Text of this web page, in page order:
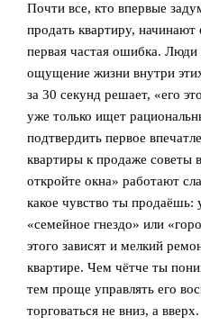
Почти все, кто впервые
продать квартиру,
первая частая ошибка.
ощущение жизни внутри
за 30 секунд решает, «его
уже только ищет
подтвердить первое
квартиры к продаже советы
откройте окна» работают
какое чувство ты продаёшь:
«семейное гнездо» или
этого зависят и мелкий
квартире. Чем чётче ты
тем проще управлять его
торговаться не вниз, а вверх.